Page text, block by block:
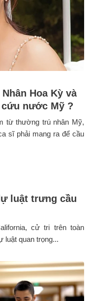
Hoa Kỳ và
cứu nước Mỹ ?
từ thường trú nhân Mỹ,
sĩ phải mang ra để cầu
luật trưng cầu
cử tri trên toàn
luật quan trọng...